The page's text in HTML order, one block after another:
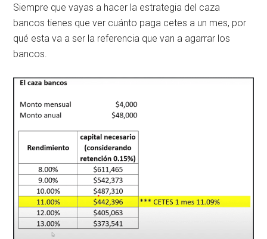
Siempre que vayas a hacer la estrategia del caza
bancos tienes que ver cuánto paga cetes a un mes, por
qué esta va a ser la referencia que van a agarrar los
bancos.